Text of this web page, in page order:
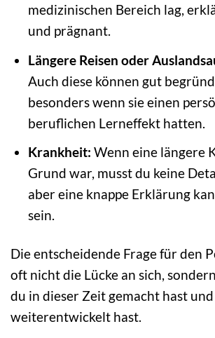
medizinischen Bereich lag,
und prägnant.
Längere Reisen oder
Auch diese können gut
besonders wenn sie einen
beruflichen Lerneffekt hatten.
Krankheit: Wenn eine längere
Grund war, musst du keine
aber eine knappe Erklärung
sein.
Die entscheidende Frage für den
oft nicht die Lücke an sich,
du in dieser Zeit gemacht hast
weiterentwickelt hast.